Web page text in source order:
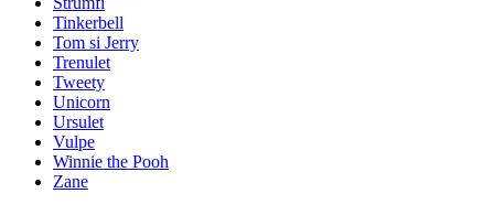
Tinkerbell
Tom si Jerry
Trenulet
Tweety
Unicorn
Ursulet
Vulpe
Winnie the Pooh
Zane